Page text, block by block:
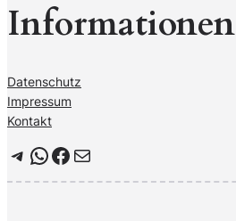
Informationen
Datenschutz
Impressum
Kontakt
Telegram WhatsApp Facebook Почта